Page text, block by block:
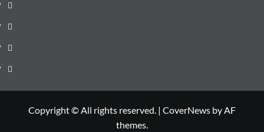
Litoral
Joburi
Politică
Comunicate
Copyright © All rights reserved. | CoverNews by AF
themes.